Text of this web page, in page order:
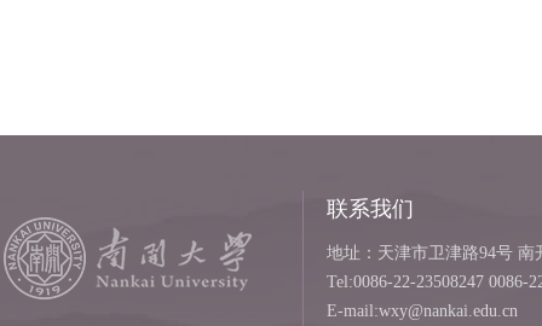
联系我们
地址：天津市卫津路94号 南
Tel:0086-22-23508247 0086-
E-mail:wxy@nankai.edu.cn